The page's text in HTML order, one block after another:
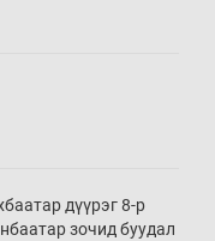
дүүрэг 8-р
зочид буудал